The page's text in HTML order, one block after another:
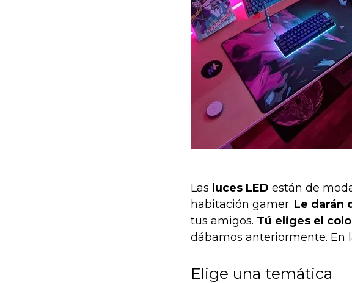
Las luces LED están de
habitación gamer. Le darán
tus amigos. Tú eliges el
dábamos anteriormente. En
Elige una temática